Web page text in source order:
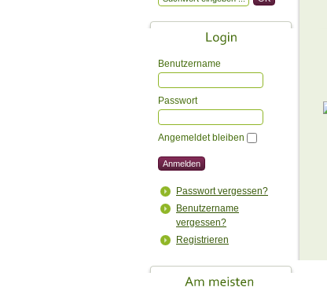
Benutzername
Passwort
Angemeldet bleiben
Passwort vergessen?
Benutzername
vergessen?
Registrieren